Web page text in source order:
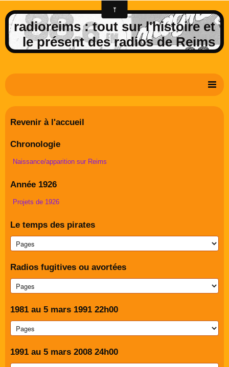
radioreims : tout sur l'histoire et
le présent des radios de Reims
Derniers potins de la FM rémoise
Livre d'or
Contact
Album Photos
Revenir à l'accueil
Chronologie
Naissance/apparition sur Reims
Année 1926
Projets de 1926
Le temps des pirates
Radios fugitives ou avortées
1981 au 5 mars 1991 22h00
1991 au 5 mars 2008 24h00